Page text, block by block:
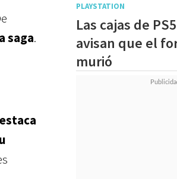
saga.
PLAYSTATION
Las cajas de
avisan que el
murió